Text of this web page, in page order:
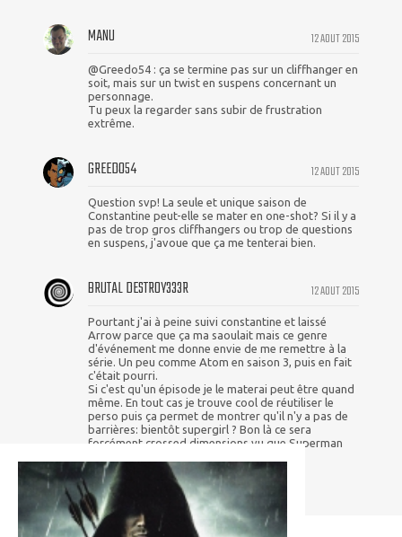
12 AOUT 2015
MANU
@Greedo54 : ça se termine pas sur un cliffhanger en
soit, mais sur un twist en suspens concernant un
personnage.
Tu peux la regarder sans subir de frustration
extrême.
12 AOUT 2015
GREEDO54
Question svp! La seule et unique saison de
Constantine peut-elle se mater en one-shot? Si il y a
pas de trop gros cliffhangers ou trop de questions
en suspens, j'avoue que ça me tenterai bien.
12 AOUT 2015
BRUTAL DESTR0Y333R
Pourtant j'ai à peine suivi constantine et laissé
Arrow parce que ça ma saoulait mais ce genre
d'événement me donne envie de me remettre à la
série. Un peu comme Atom en saison 3, puis en fait
c'était pourri.
Si c'est qu'un épisode je le materai peut être quand
même. En tout cas je trouve cool de réutiliser le
perso puis ça permet de montrer qu'il n'y a pas de
barrières: bientôt supergirl ? Bon là ce sera
forcément crossed dimensions vu que Superman